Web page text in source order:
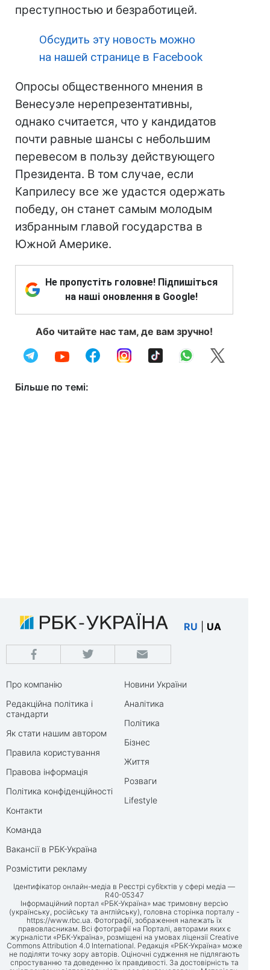
преступностью и безработицей.
Обсудить эту новость можно
на нашей странице в Facebook
Опросы общественного мнения в
Венесуэле нерепрезентативны,
однако считается, что у кандидатов
почти равные шансы с небольшим
перевесом в пользу действующего
Президента. В том случае, если
Каприлесу все же удастся одержать
победу, он станет самым молодым
избранным главой государства в
Южной Америке.
Не пропустіть головне! Підпишіться
на наші оновлення в Google!
Або читайте нас там, де вам зручно!
Більше по темі:
RU UA
Про компанію
Редакційна політика і
стандарти
Як стати нашим автором
Правила користування
Правова інформація
Політика конфіденційності
Контакти
Команда
Вакансії в РБК-Україна
Розмістити рекламу
Новини України
Аналітика
Політика
Бізнес
Життя
Розваги
Lifestyle
Ідентифікатор онлайн-медіа в Реєстрі суб’єктів у сфері медіа —
R40-05347
Інформаційний портал «РБК-Україна» має тримовну версію
(українську, російську та англійську), головна сторінка порталу -
https://www.rbc.ua. Фотографії, зображення належать їх
правовласникам. Всі фотографії на Порталі, авторами яких є
журналісти «РБК-Україна», розміщені на умовах ліцензії Creative
Commons Attribution 4.0 International. Редакція «РБК-Україна» може
не поділяти точку зору авторів. Оціночні судження не підлягають
спростуванню та доведенню їх правдивості. За достовірність та